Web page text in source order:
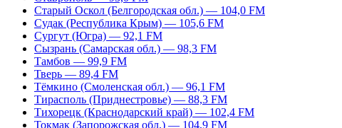
Старый Оскол (Белгородская обл.) — 104,0 FM
Судак (Республика Крым) — 105,6 FM
Сургут (Югра) — 92,1 FM
Сызрань (Самарская обл.) — 98,3 FM
Тамбов — 99,9 FM
Тверь — 89,4 FM
Тёмкино (Смоленская обл.) — 96,1 FM
Тирасполь (Приднестровье) — 88,3 FM
Тихорецк (Краснодарский край) — 102,4 FM
Токмак (Запорожская обл.) — 104,9 FM